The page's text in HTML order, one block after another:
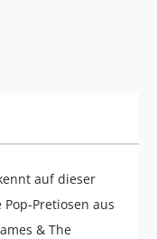
auf dieser
Pretiosen aus
& The